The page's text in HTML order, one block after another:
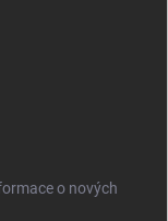
o nových